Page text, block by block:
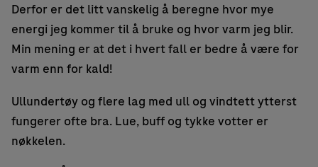
Derfor er det litt vanskelig å beregne hvor mye
energi jeg kommer til å bruke og hvor varm jeg blir.
Min mening er at det i hvert fall er bedre å være for
varm enn for kald!
Ullundertøy og flere lag med ull og vindtett ytterst
fungerer ofte bra. Lue, buff og tykke votter er
nøkkelen.